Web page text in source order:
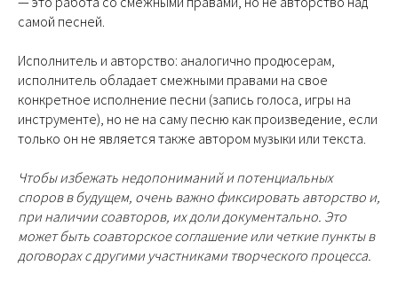
самой песней.
Исполнитель и авторство: аналогично продюсерам,
исполнитель обладает смежными правами на свое
конкретное исполнение песни (запись голоса, игры на
инструменте), но не на саму песню как произведение, если
только он не является также автором музыки или текста.
Чтобы избежать недопониманий и потенциальных
споров в будущем, очень важно фиксировать авторство и,
при наличии соавторов, их доли документально. Это
может быть соавторское соглашение или четкие пункты в
договорах с другими участниками творческого процесса.